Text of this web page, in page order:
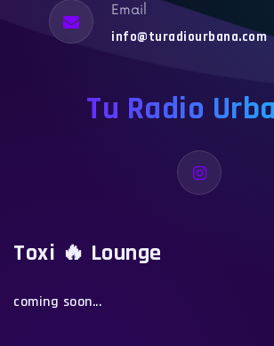
Email
info@turadiourbana.com
Tu Radio
Toxi 🔥 Lounge
coming soon...